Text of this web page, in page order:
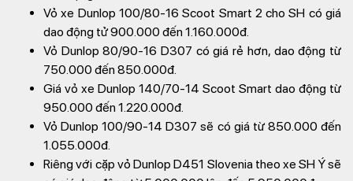
Vỏ xe Dunlop 100/80-16 Scoot Smart 2 cho SH có giá
dao động tử 900.000 đến 1.160.000đ.
Vỏ Dunlop 80/90-16 D307 có giá rẻ hơn, dao động từ
750.000 đến 850.000đ.
Giá vỏ xe Dunlop 140/70-14 Scoot Smart dao động từ
950.000 đến 1.220.000đ.
Vỏ Dunlop 100/90-14 D307 sẽ có giá từ 850.000 đến
1.055.000đ.
Riêng với cặp vỏ Dunlop D451 Slovenia theo xe SH Ý sẽ